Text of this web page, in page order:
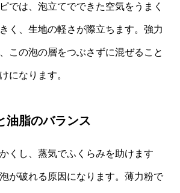
では、泡立てでできた空気をうまく
く、生地の軽さが際立ちます。強力
この泡の層をつぶさずに混ぜること
になります。
油脂のバランス
くし、蒸気でふくらみを助けます
が破れる原因になります。薄力粉で